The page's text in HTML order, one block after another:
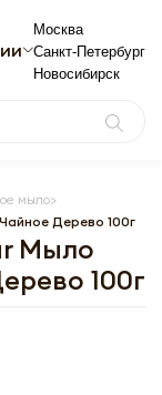
Москва
Санкт-Петербург
Новосибирск
мыло
Дерево 100г
Мыло
100г